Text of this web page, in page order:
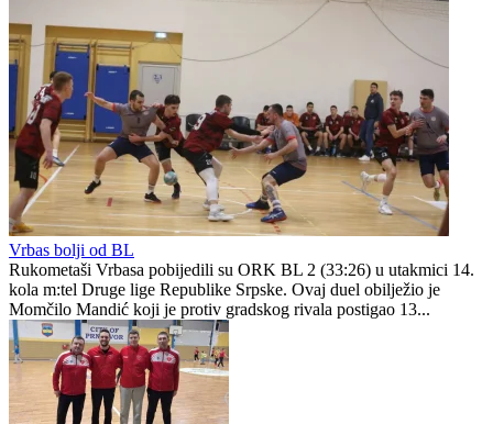
Drama na Grbavici:
Željezničar golom u završnici
srušio BSK
Otkriveno ko je bio
Georginina prva ljubav:
Njihova priča ponovo postala
Dinamo nakon kupovine u
Barceloni dovodi i igrača
PSG-a
Čelik podržao Nacionalni
stadion, ali pod jednim
važnim uvjetom
UEFA pokreće istragu: Je li
Infantino namjeravao prodati
prava na Svjetsko prvenstvo
ispod cijene?
Novi kaos u američkom
sportu: NBA košarkaš želi
igrati za žensku NBA ligu
Druga liga Republike Srpske - Zapad
0